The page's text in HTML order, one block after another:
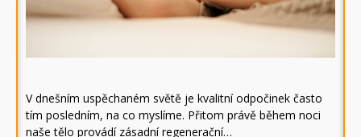
V dnešním uspěchaném světě je kvalitní odpočinek často
tím posledním, na co myslíme. Přitom právě během noci
naše tělo provádí zásadní regenerační…